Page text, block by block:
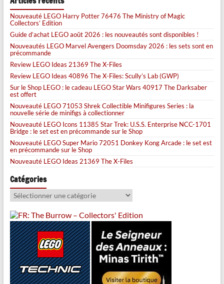
Nouveauté LEGO Harry Potter 76476 The Ministry of Magic
Collectors’ Edition
Guide d’achat LEGO août 2026 : les nouveautés sont disponibles !
Nouveautés LEGO Marvel Avengers Doomsday 2026 : les sets sont en
précommande
Review LEGO Ideas 21369 The X-Files
Review LEGO Ideas 40896 The X-Files: Scully’s Lab (GWP)
Sur le Shop LEGO : le cadeau LEGO Star Wars 40917 The Darksaber
est offert
Nouveauté LEGO 71053 Shrek Collectible Minifigures Series : la
nouvelle série de minifigs à collectionner
Nouveauté LEGO Icons 11385 Star Trek: U.S.S. Enterprise NCC-1701
Bridge : le set est en précommande sur le Shop
Nouveauté LEGO Super Mario 72051 Donkey Kong Arcade : le set est
en précommande sur le Shop
Nouveauté LEGO Ideas 21369 The X-Files
Catégories
Catégories